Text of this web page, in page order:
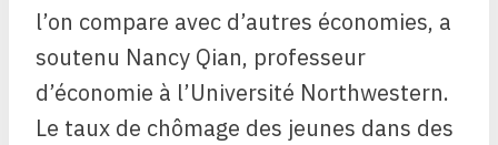
l’on compare avec d’autres économies, a
soutenu Nancy Qian, professeur
d’économie à l’Université Northwestern.
Le taux de chômage des jeunes dans des